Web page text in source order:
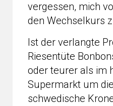
vergessen, mich
den Wechselkurs
Ist der verlangte
Riesentüte
oder teurer als im
Supermarkt um
schwedische